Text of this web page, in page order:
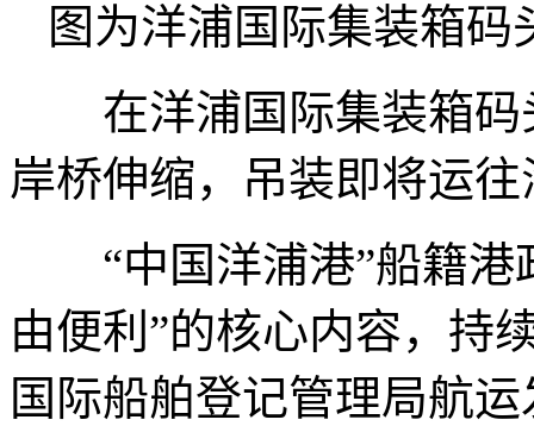
图为洋浦国际集装箱
在洋浦国际集装箱码
岸桥伸缩，吊装即将运
“中国洋浦港”船籍港
由便利”的核心内容，持
国际船舶登记管理局航